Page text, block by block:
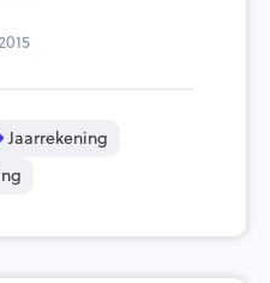
Jaarrekening